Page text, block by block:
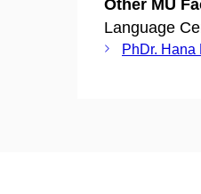
Other MU
Language
PhDr. Hana